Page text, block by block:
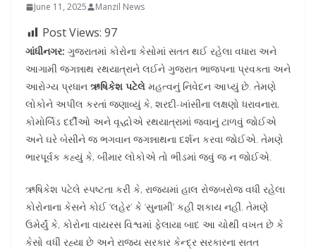
June 11, 2025 Manzil News
Post Views: 97
ગાંધીનગર: ગુજરાતમાં કોરોના કેસોમાં સતત થઈ રહેલા વધારા અને
આગામી જગન્નાથ રથયાત્રાને લઈને ગુજરાત ભાજપના પ્રવક્તા અને
આરોગ્ય પ્રધાન ઋષિકેશ પટેલે મહત્વનું નિવેદન આપ્યું છે. તેમણે
લોકોને અપીલ કરતાં જણાવ્યું કે, શરદી-ખાંસીના લક્ષણો ધરાવનારા,
કોમોર્બિડ દર્દીઓ અને વૃદ્ધોએ રથયાત્રામાં જવાનું ટાળવું જોઈએ
અને ઘરે બેસીને જ ભગવાન જગન્નાથના દર્શન કરવા જોઈએ. તેમણે
ભારપૂર્વક કહ્યું કે, બીમાર લોકોએ તો ભીડમાં જવું જ ન જોઈએ.
ઋષિકેશ પટેલે સ્પષ્ટતા કરી કે, રાજ્યમાં હાલ રોજબરોજ વધી રહેલા
કોરોનાના કેસને કોઈ ‘લહેર’ કે ‘સુનામી’ કહી શકાય નહીં. તેમણે
ઉમેર્યું કે, કોરોના વાયરસ વિશ્વમાં ફેલાયા બાદ આ ચોથી વખત છે કે
કેસો વધી રહ્યા છે અને રાજ્ય સરકાર કેન્દ્ર સરકારના સતત